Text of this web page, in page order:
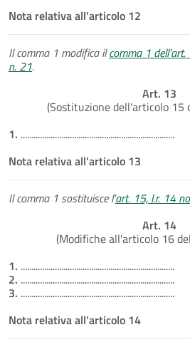
Nota relativa all'articolo 12
Il comma 1 modifica ilcomma 1
n. 21.
Art. 13
(Sostituzione dell'articolo 15
1. ........................................................................
Nota relativa all'articolo 13
Il comma 1 sostituisce l'art. 15, l.r. 14
Art. 14
(Modifiche all'articolo 16
1. ........................................................................
2. ........................................................................
3. ........................................................................
Nota relativa all'articolo 14